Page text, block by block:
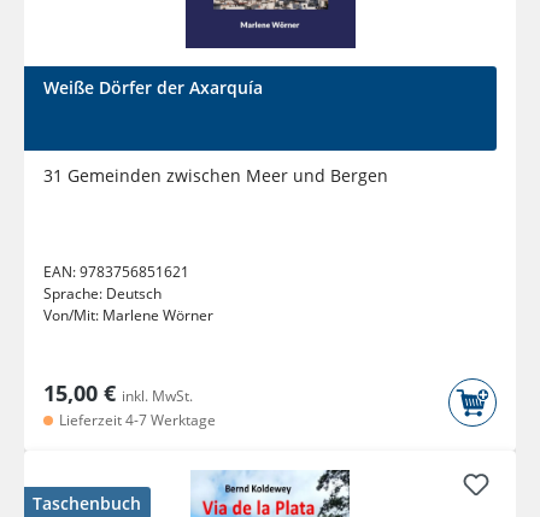
Weiße Dörfer der Axarquía
31 Gemeinden zwischen Meer und Bergen
EAN:9783756851621
Sprache: Deutsch
Von/Mit: Marlene Wörner
15,00 € inkl. MwSt.
Lieferzeit 4-7 Werktage
Taschenbuch